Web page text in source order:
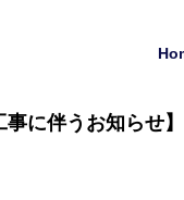
に伴うお知らせ】